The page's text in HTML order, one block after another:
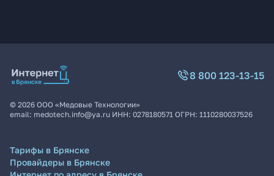
8 800 123-13-15
© 2026 ООО «Медовые Технологии»
email: medotech.info@ya.ru ИНН: 0278180571 ОГРН: 1110280037526
Тарифы в Брянске
Провайдеры в Брянске